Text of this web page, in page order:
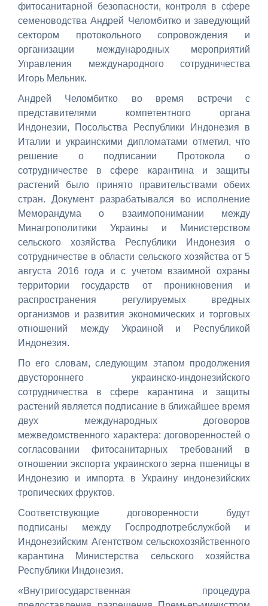
фитосанитарной безопасности, контроля в сфере
семеноводства Андрей Челомбитко и заведующий
сектором протокольного сопровождения и
организации международных мероприятий
Управления международного сотрудничества
Игорь Мельник.
Андрей Челомбитко во время встречи с
представителями компетентного органа
Индонезии, Посольства Республики Индонезия в
Италии и украинскими дипломатами отметил, что
решение о подписании Протокола о
сотрудничестве в сфере карантина и защиты
растений было принято правительствами обеих
стран. Документ разрабатывался во исполнение
Меморандума о взаимопонимании между
Минагрополитики Украины и Министерством
сельского хозяйства Республики Индонезия о
сотрудничестве в области сельского хозяйства от 5
августа 2016 года и с учетом взаимной охраны
территории государств от проникновения и
распространения регулируемых вредных
организмов и развития экономических и торговых
отношений между Украиной и Республикой
Индонезия.
По его словам, следующим этапом продолжения
двустороннего украинско-индонезийского
сотрудничества в сфере карантина и защиты
растений является подписание в ближайшее время
двух международных договоров
межведомственного характера: договоренностей о
согласовании фитосанитарных требований в
отношении экспорта украинского зерна пшеницы в
Индонезию и импорта в Украину индонезийских
тропических фруктов.
Соответствующие договоренности будут
подписаны между Госпродпотребслужбой и
Индонезийским Агентством сельскохозяйственного
карантина Министерства сельского хозяйства
Республики Индонезия.
«Внутригосударственная процедура